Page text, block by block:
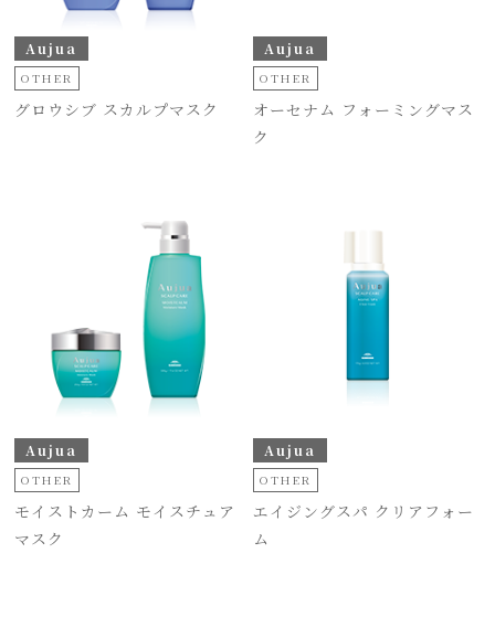
Aujua
OTHER
グロウシブ スカルプマスク
Aujua
OTHER
オーセナム フォーミングマス
ク
Aujua
OTHER
モイストカーム モイスチュア
マスク
Aujua
OTHER
エイジングスパ クリアフォー
ム